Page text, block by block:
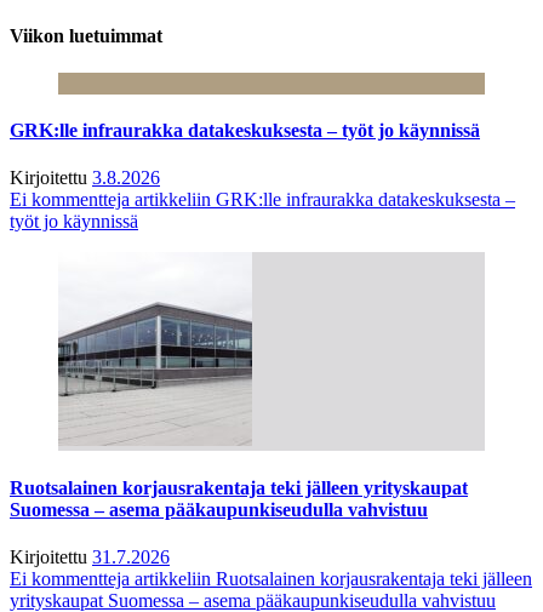
Viikon luetuimmat
GRK:lle infraurakka datakeskuksesta – työt jo käynnissä
Kirjoitettu 3.8.2026
Ei kommentteja artikkeliin GRK:lle infraurakka datakeskuksesta –
työt jo käynnissä
Ruotsalainen korjausrakentaja teki jälleen yrityskaupat
Suomessa – asema pääkaupunkiseudulla vahvistuu
Kirjoitettu 31.7.2026
Ei kommentteja artikkeliin Ruotsalainen korjausrakentaja teki jälleen
yrityskaupat Suomessa – asema pääkaupunkiseudulla vahvistuu